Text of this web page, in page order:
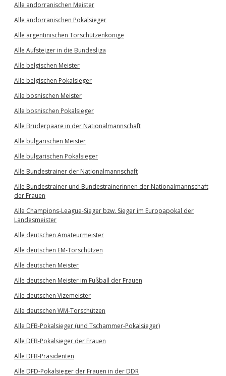
Alle andorranischen Meister
Alle andorranischen Pokalsieger
Alle argentinischen Torschützenkönige
Alle Aufsteiger in die Bundesliga
Alle belgischen Meister
Alle belgischen Pokalsieger
Alle bosnischen Meister
Alle bosnischen Pokalsieger
Alle Brüderpaare in der Nationalmannschaft
Alle bulgarischen Meister
Alle bulgarischen Pokalsieger
Alle Bundestrainer der Nationalmannschaft
Alle Bundestrainer und Bundestrainerinnen der Nationalmannschaft
der Frauen
Alle Champions-League-Sieger bzw. Sieger im Europapokal der
Landesmeister
Alle deutschen Amateurmeister
Alle deutschen EM-Torschützen
Alle deutschen Meister
Alle deutschen Meister im Fußball der Frauen
Alle deutschen Vizemeister
Alle deutschen WM-Torschützen
Alle DFB-Pokalsieger (und Tschammer-Pokalsieger)
Alle DFB-Pokalsieger der Frauen
Alle DFB-Präsidenten
Alle DFD-Pokalsieger der Frauen in der DDR